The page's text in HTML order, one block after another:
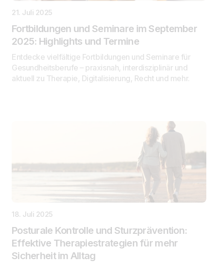
21. Juli 2025
Fortbildungen und Seminare im September
2025: Highlights und Termine
Entdecke vielfältige Fortbildungen und Seminare für
Gesundheitsberufe – praxisnah, interdisziplinär und
aktuell zu Therapie, Digitalisierung, Recht und mehr.
18. Juli 2025
Posturale Kontrolle und Sturzprävention:
Effektive Therapiestrategien für mehr
Sicherheit im Alltag